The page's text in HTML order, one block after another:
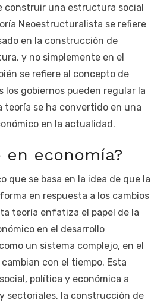
construir una estructura social
Neoestructuralista se refiere
en la construcción de
y no simplemente en el
se refiere al concepto de
los gobiernos pueden regular la
teoría se ha convertido en una
en la actualidad.
en economía?
que se basa en la idea de que la
en respuesta a los cambios
teoría enfatiza el papel de la
en el desarrollo
un sistema complejo, en el
con el tiempo. Esta
política y económica a
sectoriales, la construcción de